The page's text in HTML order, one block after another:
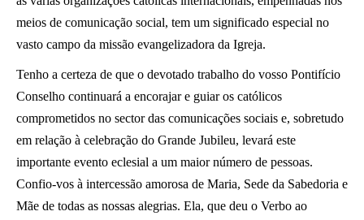
meios de comunicação social, tem um significado especial no
vasto campo da missão evangelizadora da Igreja.
Tenho a certeza de que o devotado trabalho do vosso Pontifício
Conselho continuará a encorajar e guiar os católicos
comprometidos no sector das comunicações sociais e, sobretudo
em relação à celebração do Grande Jubileu, levará este
importante evento eclesial a um maior número de pessoas.
Confio-vos à intercessão amorosa de Maria, Sede da Sabedoria e
Mãe de todas as nossas alegrias. Ela, que deu o Verbo ao